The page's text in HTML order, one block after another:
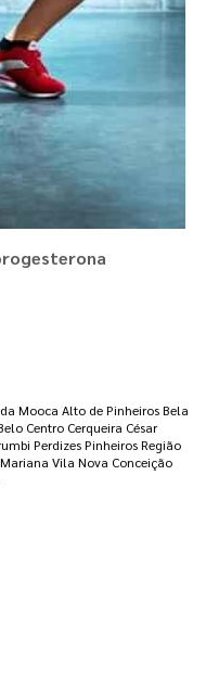
Mooca Alto de Pinheiros Bela
Centro Cerqueira César
Perdizes Pinheiros Região
Vila Nova Conceição